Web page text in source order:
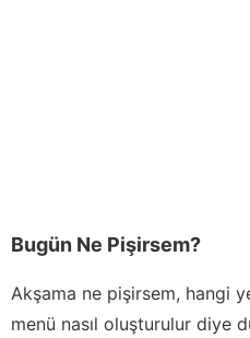
Bugün Ne Pişirsem?
Akşama ne pişirsem, hangi
menü nasıl oluşturulur diye